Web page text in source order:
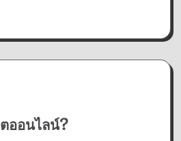
ออนไลน์?